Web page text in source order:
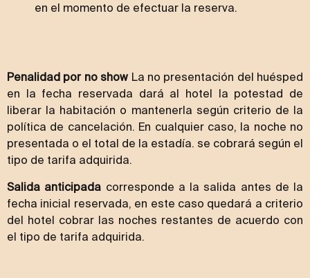
en el momento de efectuar la reserva.
Penalidad por no show La no presentación del huésped
en la fecha reservada dará al hotel la potestad de
liberar la habitación o mantenerla según criterio de la
política de cancelación. En cualquier caso, la noche no
presentada o el total de la estadía. se cobrará según el
tipo de tarifa adquirida.
Salida anticipada corresponde a la salida antes de la
fecha inicial reservada, en este caso quedará a criterio
del hotel cobrar las noches restantes de acuerdo con
el tipo de tarifa adquirida.